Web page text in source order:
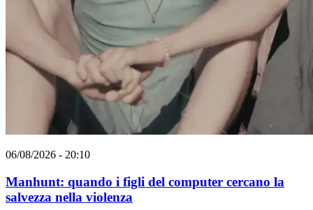
06/08/2026 - 20:10
Manhunt: quando i figli del computer cercano la
salvezza nella violenza